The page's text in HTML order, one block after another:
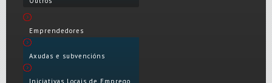
Emprendedores
Axudas e subvencións
Iniciativas Locais de Emprego